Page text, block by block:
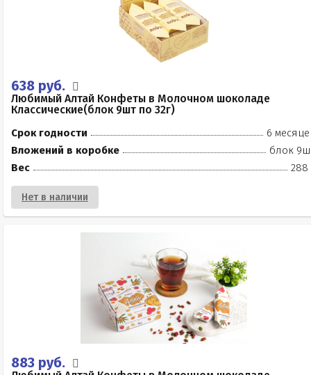
638 руб.
Любимый Алтай Конфеты в Молочном шоколаде
Классические(блок 9шт по 32г)
Срок годности
6
Вложений в коробке
блок
Вес
288
Нет в наличии
883 руб.